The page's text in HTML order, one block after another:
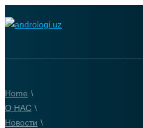
Home \
О НАС \
Новости \